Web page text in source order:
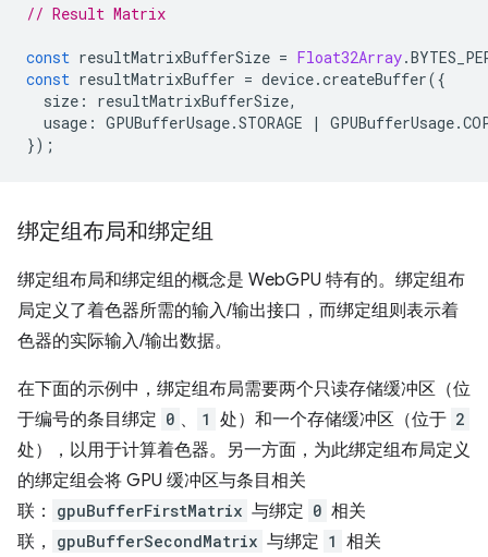
// Result Matrix
const resultMatrixBufferSize = Float32Array.
const resultMatrixBuffer = device.createBuffer({
size : resultMatrixBufferSize,
usage : GPUBufferUsage.STORAGE | GPUBufferUsage.
});
绑定组布局和绑定组
绑定组布局和绑定组的概念是 WebGPU 特有的。绑定组布
局定义了着色器所需的输入/输出接口，而绑定组则表示着
色器的实际输入/输出数据。
在下面的示例中，绑定组布局需要两个只读存储缓冲区（位
于编号的条目绑定 0 、 1 处）和一个存储缓冲区（位于 2
处），以用于计算着色器。另一方面，为此绑定组布局定义
的绑定组会将 GPU 缓冲区与条目相关
联：
gpuBufferFirstMatrix 与绑定 0 相关
联，
gpuBufferSecondMatrix 与绑定 1 相关